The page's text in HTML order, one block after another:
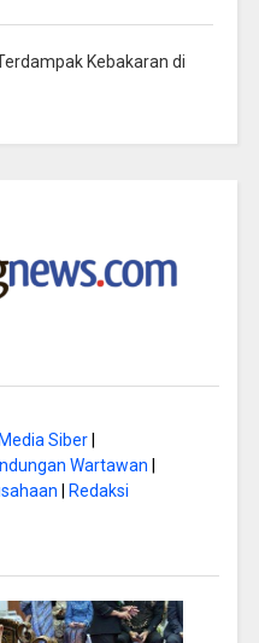
Kebakaran di
Siber|
Wartawan |
| Redaksi